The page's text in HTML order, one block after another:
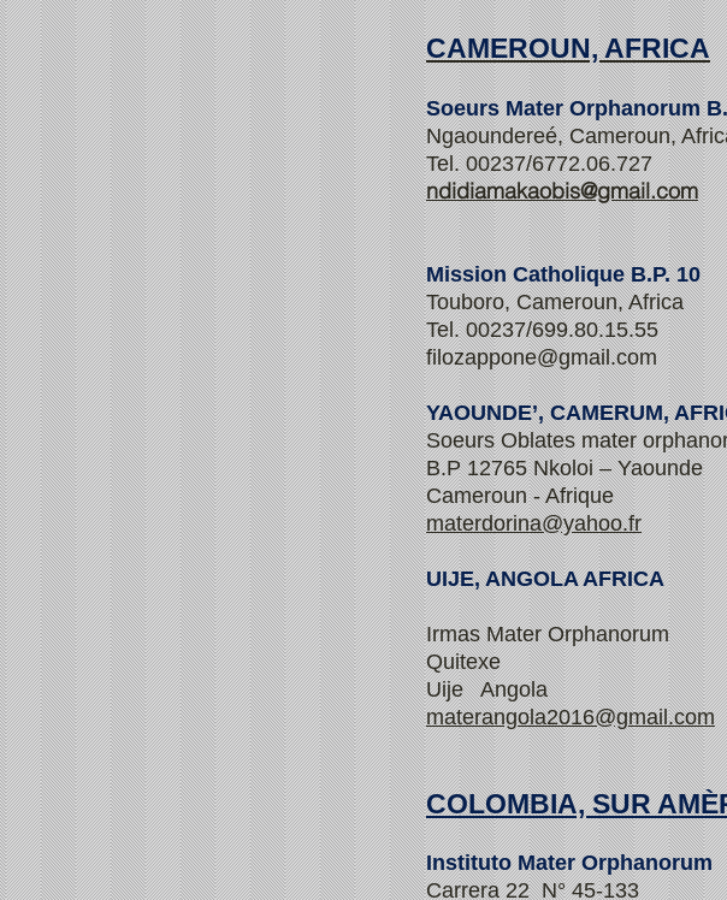
CAMEROUN, AFRICA
Soeurs Mater Orphanorum
Ngaoundereé, Cameroun,
Tel. 00237/6772.06.727
ndidiamakaobis@gmail.com
Mission Catholique B.P. 10
Touboro, Cameroun, Africa
Tel. 00237/699.80.15.55
filozappone@gmail.com
YAOUNDE’, CAMERUM,
Soeurs Oblates mater
B.P 12765 Nkoloi – Yaounde
Cameroun - Afrique
materdorina@yahoo.fr
UIJE, ANGOLA AFRICA
Irmas Mater Orphanorum
Quitexe
Uije Angola
materangola2016@gmail.com
COLOMBIA, SUR
Instituto Mater Orphanorum
Carrera 22 N° 45-133